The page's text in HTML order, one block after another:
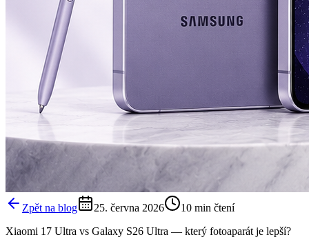
Zpět na blog 25. června 2026 10 min čtení
Xiaomi 17 Ultra vs Galaxy S26 Ultra — který fotoaparát je lepší?